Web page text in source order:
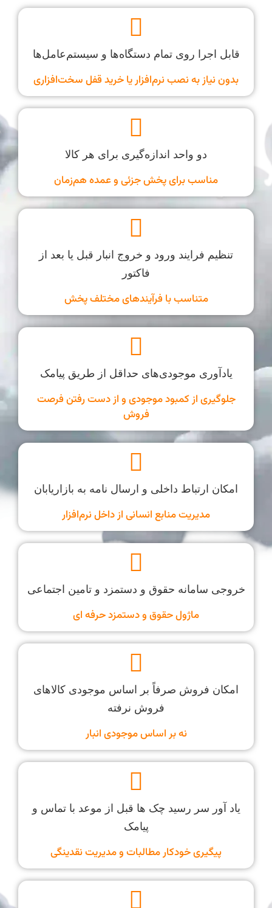
قابل اجرا روی تمام دستگاه‌ها و سیستم‌عامل‌ها
بدون نیاز به نصب نرم‌افزار یا خرید قفل سخت‌افزاری
دو واحد اندازه‌گیری برای هر کالا
مناسب برای پخش جزئی و عمده هم‌زمان
تنظیم فرایند ورود و خروج انبار قبل یا بعد از
فاکتور
متناسب با فرآیندهای مختلف پخش
یادآوری موجودی‌های حداقل از طریق پیامک
جلوگیری از کمبود موجودی و از دست رفتن فرصت
فروش
امکان ارتباط داخلی و ارسال نامه به بازاریابان
مدیریت منابع انسانی از داخل نرم‌افزار
خروجی سامانه حقوق و دستمزد و تامین اجتماعی
ماژول حقوق و دستمزد حرفه ای
امکان فروش صرفاً بر اساس موجودی کالاهای
فروش نرفته
نه بر اساس موجودی انبار
یاد آور سر رسید چک ها قبل از موعد با تماس و
پیامک
پیگیری خودکار مطالبات و مدیریت نقدینگی